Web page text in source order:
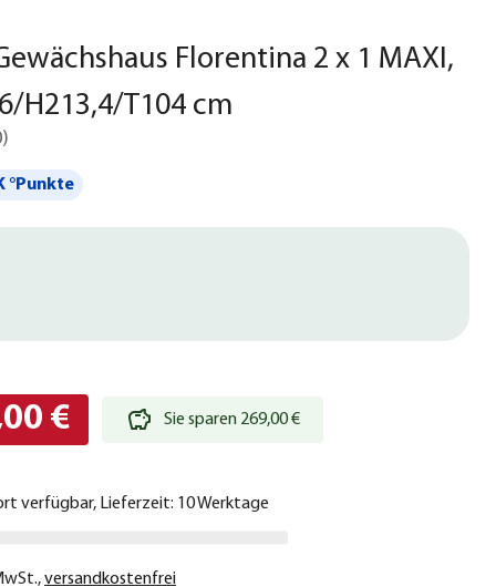
Florentina 2 x 1 MAXI,
H213,4/T104 cm
)
°Punkte
€ Sie sparen 269,00 €
verfügbar, Lieferzeit: 10 Werktage
,versandkostenfrei